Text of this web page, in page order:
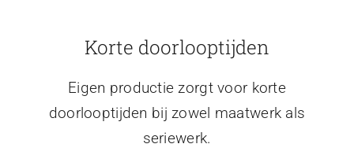
Korte doorlooptijden
Eigen productie zorgt voor korte
doorlooptijden bij zowel maatwerk als
seriewerk.